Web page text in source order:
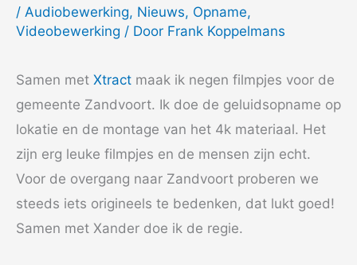
/ Audiobewerking, Nieuws, Opname,
Videobewerking / Door Frank Koppelmans
Samen met Xtract maak ik negen filmpjes voor de
gemeente Zandvoort. Ik doe de geluidsopname op
lokatie en de montage van het 4k materiaal. Het
zijn erg leuke filmpjes en de mensen zijn echt.
Voor de overgang naar Zandvoort proberen we
steeds iets origineels te bedenken, dat lukt goed!
Samen met Xander doe ik de regie.